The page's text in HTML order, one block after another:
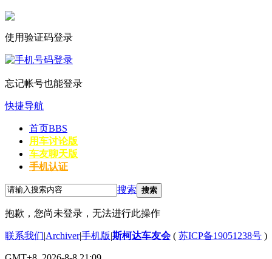
使用验证码登录
忘记帐号也能登录
快捷导航
首页BBS
用车讨论版
车友聊天版
手机认证
搜索 搜索
抱歉，您尚未登录，无法进行此操作
联系我们|Archiver|手机版|斯柯达车友会( 苏ICP备19051238号 )